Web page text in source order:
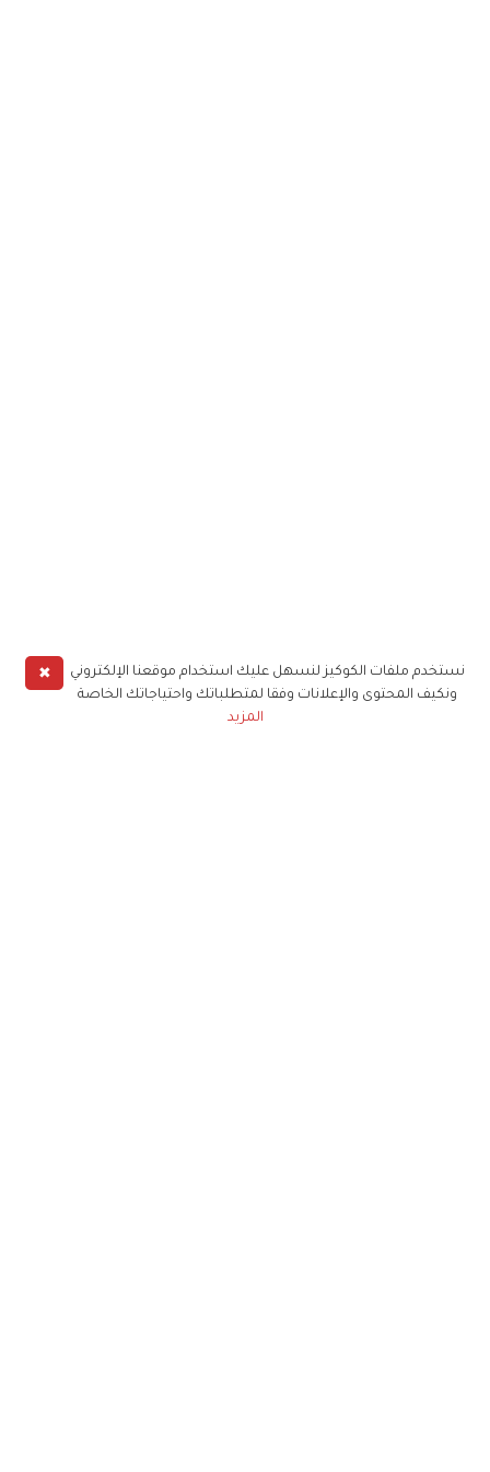
✖
نستخدم ملفات الكوكيز لنسهل عليك استخدام موقعنا الإلكتروني
ونكيف المحتوى والإعلانات وفقا لمتطلباتك واحتياجاتك الخاصة
المزيد